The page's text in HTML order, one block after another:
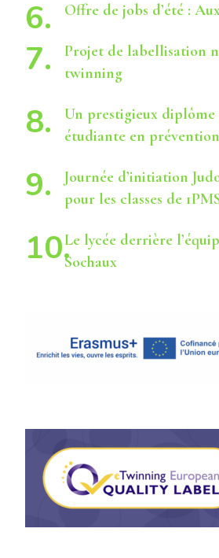
Offre de jobs d’été :
Projet de labellisation
twinning
Un prestigieux diplôme
étudiante en
Journée d’initiation
pour les classes de
Le lycée derrière
Sochaux